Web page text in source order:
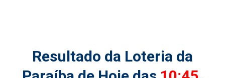
Resultado da Loteria da